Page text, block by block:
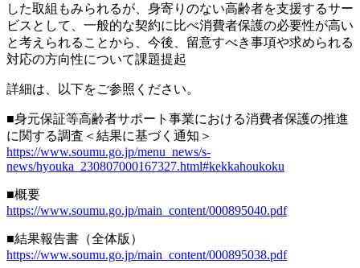
した取組もみられるが、身寄りのない高齢者を支援するサー
ビスとして、一般的な契約に比べ消費者保護の必要性が高い
と考えられることから、今後、留意すべき事項や求められる
対応の方向性について課題提起
詳細は、以下をご参照ください。
■身元保証等高齢者サポート事業における消費者保護の推進
に関する調査＜結果に基づく通知＞
https://www.soumu.go.jp/menu_news/s-
news/hyouka_230807000167327.html#kekkahoukoku
■概要
https://www.soumu.go.jp/main_content/000895040.pdf
■結果報告書（全体版）
https://www.soumu.go.jp/main_content/000895038.pdf